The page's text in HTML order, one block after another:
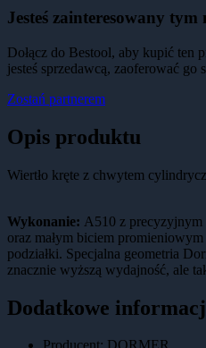
Jesteś zainteresowany tym
Dołącz do Bestool, aby kupić ten
jesteś sprzedawcą, zaoferować go
Zostań partnerem
Opis produktu
Wiertło kręte z chwytem
Wykonanie: A510 z precyzyjnym
oraz małym biciem
podziałki. Specjalna geometria
znacznie wyższą wydajność, ale
Dodatkowe